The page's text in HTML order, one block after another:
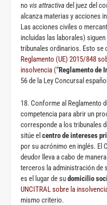
no vis attractivadel juez del
alcanza materias y acciones
Las acciones civiles o
incluidas las laborales)
tribunales ordinarios. Esto se
Reglamento (UE) 2015/848
insolvencia (“Reglamento de
56 de la Ley Concursal
18. Conforme al Reglamento
competencia para abrir un
corresponde a los tribunales
sitúe elcentro de intereses
por su acrónimo en inglés. El
deudor lleva a cabo de
terceros la administración de
es el lugar de sudomicilio
UNCITRAL sobre la
mismo criterio.